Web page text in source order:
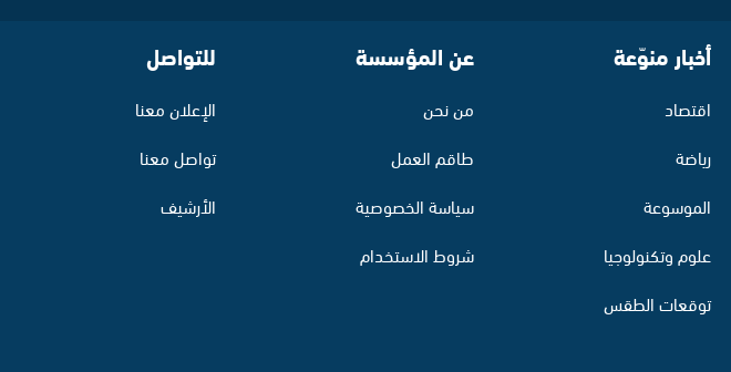
أخبار منوّعة
اقتصاد
رياضة
الموسوعة
علوم وتكنولوجيا
توقعات الطقس
عن المؤسسة
من نحن
طاقم العمل
سياسة الخصوصية
شروط الاستخدام
للتواصل
الإعلان معنا
تواصل معنا
الأرشيف